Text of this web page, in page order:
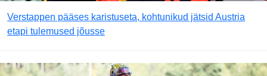
Verstappen pääses karistuseta, kohtunikud jätsid Austria
etapi tulemused jõusse